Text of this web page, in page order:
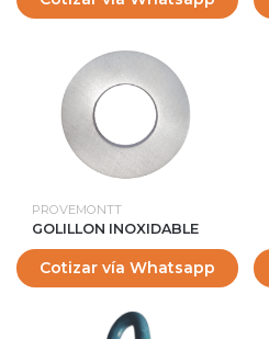
PROVEMONTT
GOLILLON INOXIDABLE
Cotizar vía Whatsapp